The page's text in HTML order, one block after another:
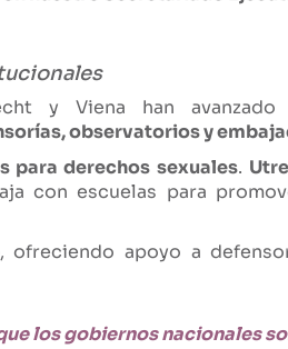
y Viena han
observatorios y
para derechos sexuales.
con escuelas para
, ofreciendo apoyo a
los gobiernos nacionales